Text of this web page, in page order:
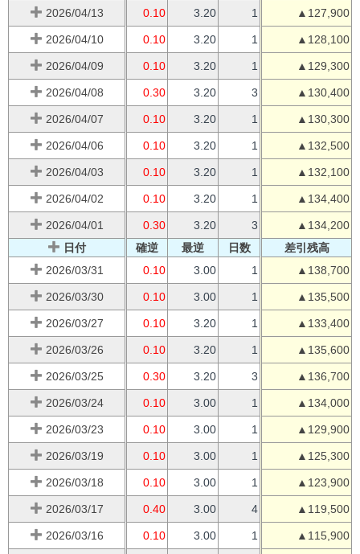
2026/04/13 0.10 3.20 1 ▲127,900
2026/04/10 0.10 3.20 1 ▲128,100
2026/04/09 0.10 3.20 1 ▲129,300
2026/04/08 0.30 3.20 3 ▲130,400
2026/04/07 0.10 3.20 1 ▲130,300
2026/04/06 0.10 3.20 1 ▲132,500
2026/04/03 0.10 3.20 1 ▲132,100
2026/04/02 0.10 3.20 1 ▲134,400
2026/04/01 0.30 3.20 3
▲134,200
日付
確逆 最逆 日数
差引残高
2026/03/31
0.10 3.00 1 ▲138,700
2026/03/30 0.10 3.00 1 ▲135,500
2026/03/27 0.10 3.20 1 ▲133,400
2026/03/26 0.10 3.20 1 ▲135,600
2026/03/25 0.30 3.20 3 ▲136,700
2026/03/24 0.10 3.00 1 ▲134,000
2026/03/23 0.10 3.00 1 ▲129,900
2026/03/19 0.10 3.00 1 ▲125,300
2026/03/18 0.10 3.00 1 ▲123,900
2026/03/17 0.40 3.00 4 ▲119,500
2026/03/16 0.10 3.00 1 ▲115,900